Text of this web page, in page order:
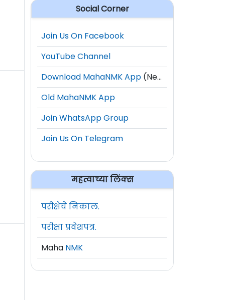
Social Corner
Join Us On Facebook
YouTube Channel
Download MahaNMK App (New)
Old MahaNMK App
Join WhatsApp Group
Join Us On Telegram
महत्वाच्या लिंक्स
परीक्षेचे निकाल.
परीक्षा प्रवेशपत्र.
Maha NMK